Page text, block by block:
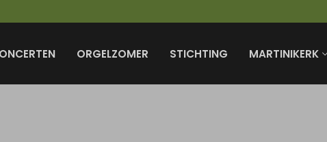
ORGELZOMER STICHTING MARTINIKERK